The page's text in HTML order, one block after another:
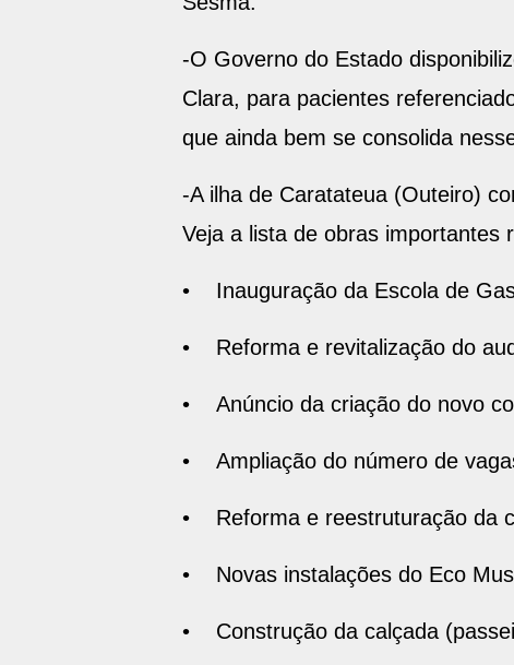
-O Governo do Estado
Clara, para pacientes
que ainda bem se consolida
-A ilha de Caratateua (Outeiro)
Veja a lista de obras importantes
• Inauguração da Escola de
• Reforma e revitalização do
• Anúncio da criação do novo
• Ampliação do número de
• Reforma e reestruturação da
• Novas instalações do Eco
• Construção da calçada